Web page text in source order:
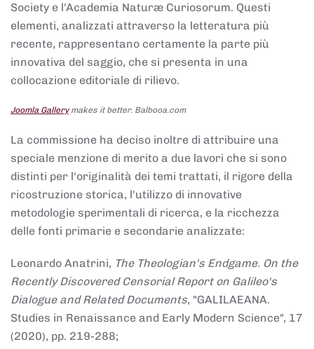
Society e l'Academia Naturæ Curiosorum. Questi
elementi, analizzati attraverso la letteratura più
recente, rappresentano certamente la parte più
innovativa del saggio, che si presenta in una
collocazione editoriale di rilievo.
Joomla Gallerymakes it better. Balbooa.com
La commissione ha deciso inoltre di attribuire una
speciale menzione di merito a due lavori che si sono
distinti per l'originalità dei temi trattati, il rigore della
ricostruzione storica, l'utilizzo di innovative
metodologie sperimentali di ricerca, e la ricchezza
delle fonti primarie e secondarie analizzate:
Leonardo Anatrini, The Theologian's Endgame. On the
Recently Discovered Censorial Report on Galileo's
Dialogue and Related Documents, "GALILAEANA.
Studies in Renaissance and Early Modern Science", 17
(2020), pp. 219-288;